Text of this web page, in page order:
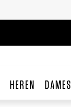
HEREN DAMES